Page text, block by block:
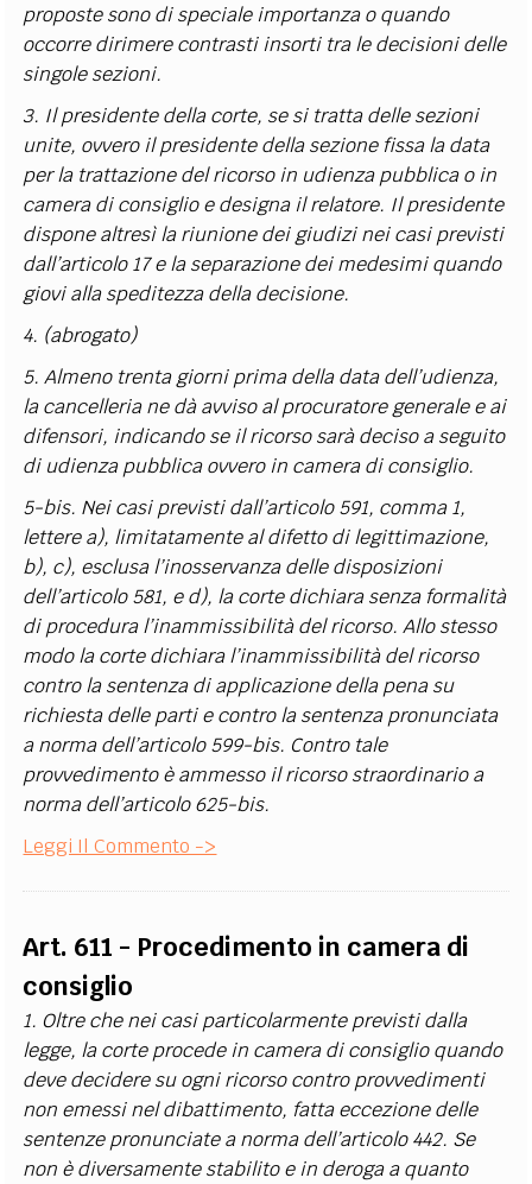
proposte sono di speciale importanza o quando
occorre dirimere contrasti insorti tra le decisioni delle
singole sezioni.
3. Il presidente della corte, se si tratta delle sezioni
unite, ovvero il presidente della sezione fissa la data
per la trattazione del ricorso in udienza pubblica o in
camera di consiglio e designa il relatore. Il presidente
dispone altresì la riunione dei giudizi nei casi previsti
dall’articolo 17 e la separazione dei medesimi quando
giovi alla speditezza della decisione.
4. (abrogato)
5. Almeno trenta giorni prima della data dell’udienza,
la cancelleria ne dà avviso al procuratore generale e ai
difensori, indicando se il ricorso sarà deciso a seguito
di udienza pubblica ovvero in camera di consiglio.
5-bis. Nei casi previsti dall’articolo 591, comma 1,
lettere a), limitatamente al difetto di legittimazione,
b), c), esclusa l’inosservanza delle disposizioni
dell’articolo 581, e d), la corte dichiara senza formalità
di procedura l’inammissibilità del ricorso. Allo stesso
modo la corte dichiara l’inammissibilità del ricorso
contro la sentenza di applicazione della pena su
richiesta delle parti e contro la sentenza pronunciata
a norma dell’articolo 599-bis. Contro tale
provvedimento è ammesso il ricorso straordinario a
norma dell’articolo 625-bis.
Leggi Il Commento ->
Art. 611 - Procedimento in camera di
consiglio
1. Oltre che nei casi particolarmente previsti dalla
legge, la corte procede in camera di consiglio quando
deve decidere su ogni ricorso contro provvedimenti
non emessi nel dibattimento, fatta eccezione delle
sentenze pronunciate a norma dell’articolo 442. Se
non è diversamente stabilito e in deroga a quanto